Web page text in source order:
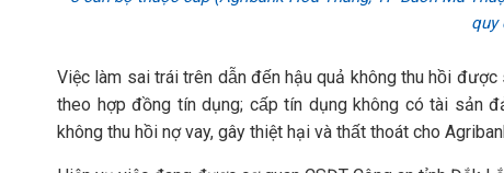
quy
Việc làm sai trái trên dẫn đến hậu quả không thu hồi
theo hợp đồng tín dụng; cấp tín dụng không có tài sản
không thu hồi nợ vay, gây thiệt hại và thất thoát cho